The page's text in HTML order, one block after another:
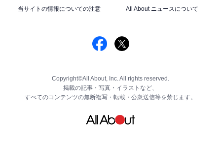
当サイトの情報についての注意
All About ニュースについて
Copyright©All About, Inc. All rights reserved.
掲載の記事・写真・イラストなど、
すべてのコンテンツの無断複写・転載・公衆送信等を禁じます。